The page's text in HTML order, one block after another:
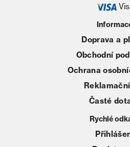
Doprava a
Obchodní
Ochrana
Časté
Rychlé